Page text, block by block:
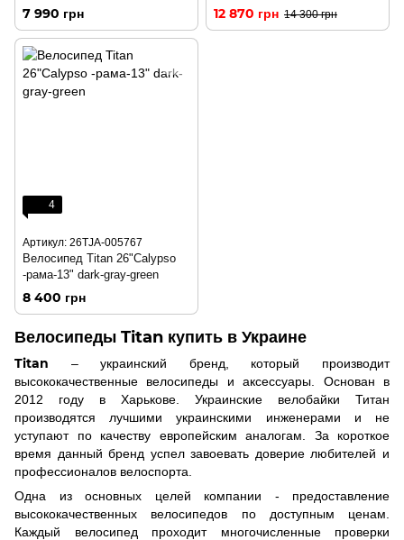
7 990 грн 12 870 грн 14 300 грн
4
Артикул: 26TJA-005767
Велосипед Titan 26"Calypso
-рама-13" dark-gray-green
8 400 грн
Велосипеды Titan купить в Украине
Titan – украинский бренд, который производит
высококачественные велосипеды и аксессуары. Основан в
2012 году в Харькове. Украинские велобайки Титан
производятся лучшими украинскими инженерами и не
уступают по качеству европейским аналогам. За короткое
время данный бренд успел завоевать доверие любителей и
профессионалов велоспорта.
Одна из основных целей компании - предоставление
высококачественных велосипедов по доступным ценам.
Каждый велосипед проходит многочисленные проверки